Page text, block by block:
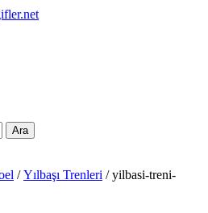
Ara
/Yılbaşı Trenleri / yilbasi-treni-